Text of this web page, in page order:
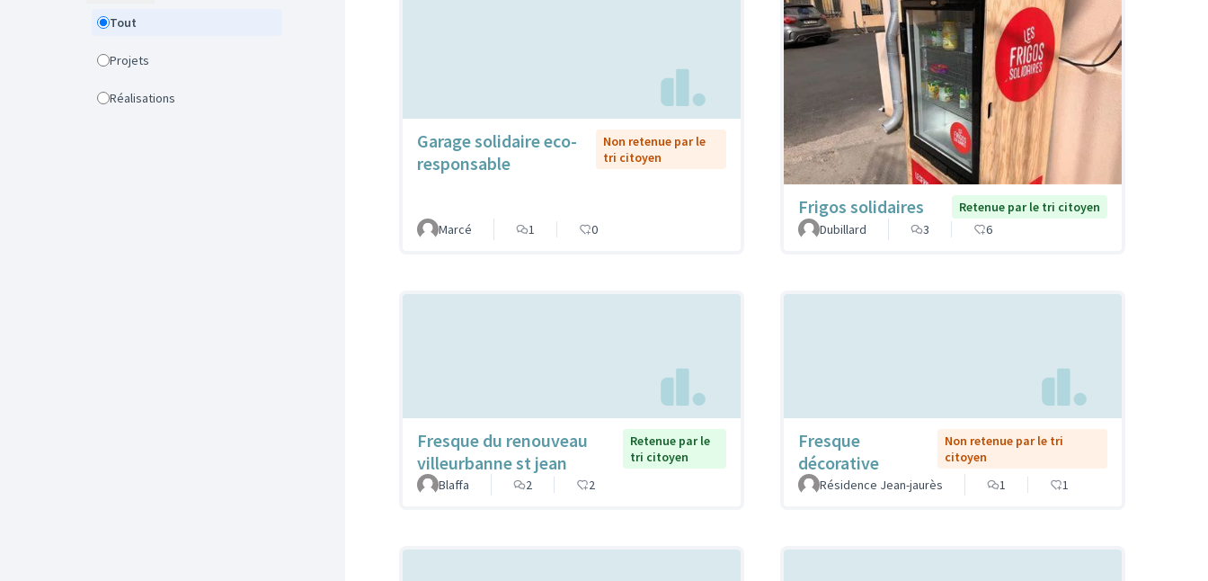
Tout
Projets
Réalisations
Garage solidaire eco-
responsable
Non retenue par le
tri citoyen
Marcé 1 0
Frigos solidaires
Retenue par le tri citoyen
Dubillard
3 6
Fresque du renouveau
villeurbanne st jean
Retenue par le
tri citoyen
Blaffa
2 2
Fresque
décorative
Non retenue par le tri
citoyen
Résidence Jean-jaurès
1 1